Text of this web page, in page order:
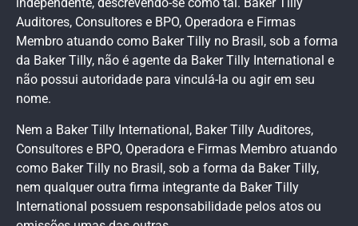
independente, descrevendo-se como tal. Baker Tilly
Auditores, Consultores e BPO, Operadora e Firmas
Membro atuando como Baker Tilly no Brasil, sob a forma
da Baker Tilly, não é agente da Baker Tilly International e
não possui autoridade para vinculá-la ou agir em seu
nome.
Nem a Baker Tilly International, Baker Tilly Auditores,
Consultores e BPO, Operadora e Firmas Membro atuando
como Baker Tilly no Brasil, sob a forma da Baker Tilly,
nem qualquer outra firma integrante da Baker Tilly
International possuem responsabilidade pelos atos ou